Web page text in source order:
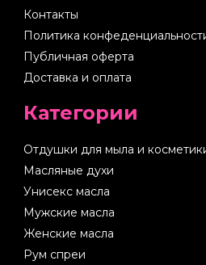
Контакты
Политика
Публичная оферта
Доставка и оплата
Категории
Отдушки для мыла и
Масляные духи
Унисекс масла
Мужские масла
Женские масла
Рум спреи